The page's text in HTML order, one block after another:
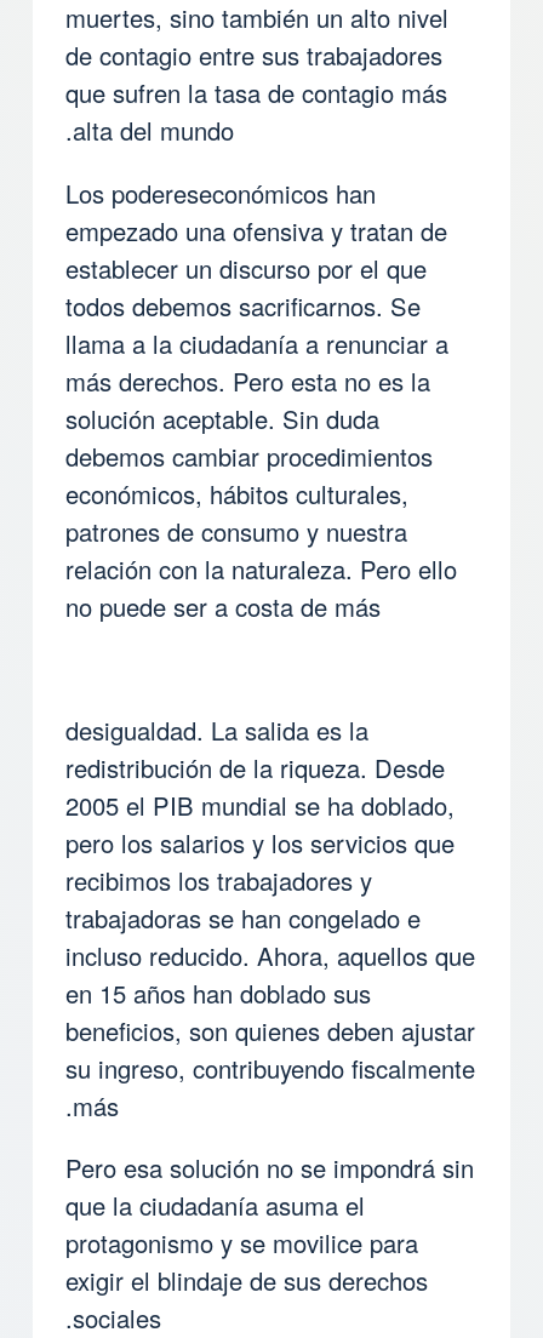
muertes, sino también un alto nivel
de contagio entre sus trabajadores
que sufren la tasa de contagio más
alta del mundo.
Los podereseconómicos han
empezado una ofensiva y tratan de
establecer un discurso por el que
todos debemos sacrificarnos. Se
llama a la ciudadanía a renunciar a
más derechos. Pero esta no es la
solución aceptable. Sin duda
debemos cambiar procedimientos
económicos, hábitos culturales,
patrones de consumo y nuestra
relación con la naturaleza. Pero ello
no puede ser a costa de más
desigualdad. La salida es la
redistribución de la riqueza. Desde
2005 el PIB mundial se ha doblado,
pero los salarios y los servicios que
recibimos los trabajadores y
trabajadoras se han congelado e
incluso reducido. Ahora, aquellos que
en 15 años han doblado sus
beneficios, son quienes deben ajustar
su ingreso, contribuyendo fiscalmente
más.
Pero esa solución no se impondrá sin
que la ciudadanía asuma el
protagonismo y se movilice para
exigir el blindaje de sus derechos
sociales.